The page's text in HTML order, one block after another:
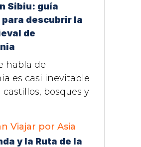
Sibiu: guía
descubrir la
de
habla de
es casi inevitable
castillos, bosques y
Viajar por Asia
y la Ruta de la